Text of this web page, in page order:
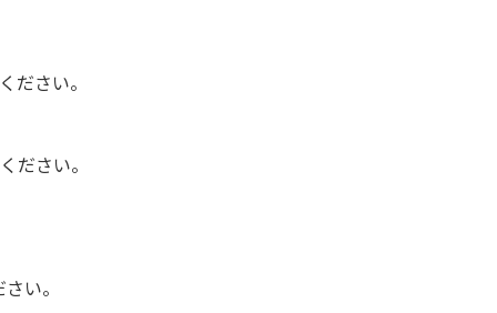
ださい。
ださい。
い。